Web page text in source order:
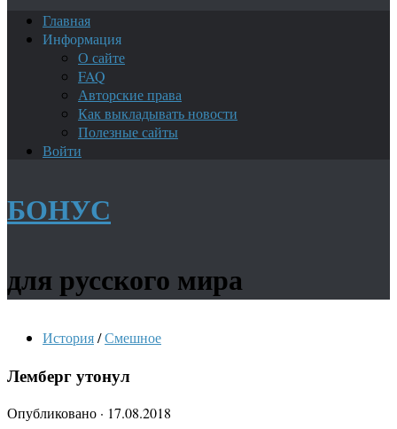
Главная
Информация
О сайте
FAQ
Авторские права
Как выкладывать новости
Полезные сайты
Войти
БОНУС
для русского мира
История/Смешное
Лемберг утонул
Опубликовано · 17.08.2018